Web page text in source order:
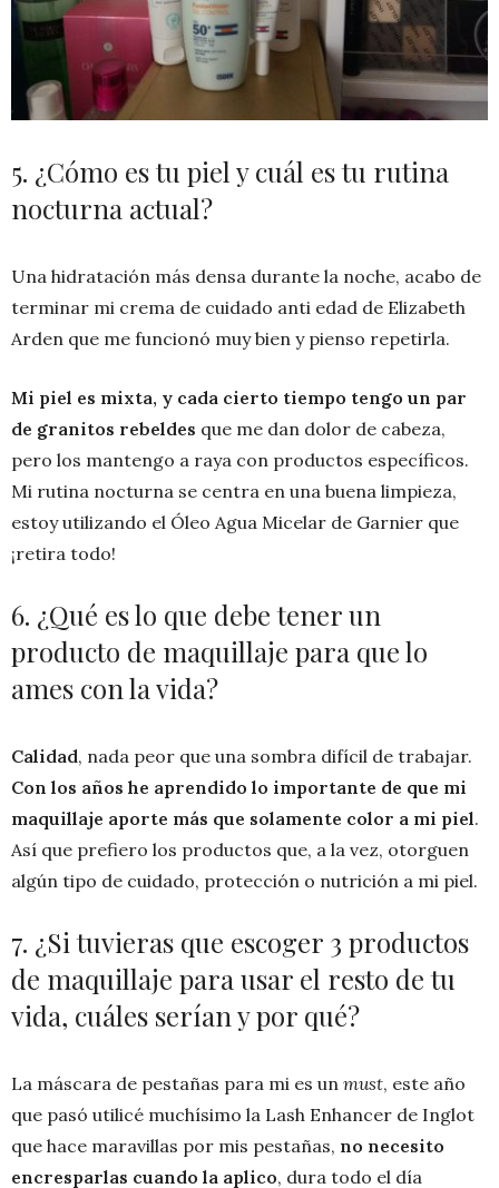
5. ¿Cómo es tu piel y cuál es tu rutina
nocturna actual?
Una hidratación más densa durante la noche, acabo de
terminar mi crema de cuidado anti edad de Elizabeth
Arden que me funcionó muy bien y pienso repetirla.
Mi piel es mixta, y cada cierto tiempo tengo un par
de granitos rebeldes que me dan dolor de cabeza,
pero los mantengo a raya con productos específicos.
Mi rutina nocturna se centra en una buena limpieza,
estoy utilizando el Óleo Agua Micelar de Garnier que
¡retira todo!
6. ¿Qué es lo que debe tener un
producto de maquillaje para que lo
ames con la vida?
Calidad, nada peor que una sombra difícil de trabajar.
Con los años he aprendido lo importante de que mi
maquillaje aporte más que solamente color a mi piel.
Así que prefiero los productos que, a la vez, otorguen
algún tipo de cuidado, protección o nutrición a mi piel.
7. ¿Si tuvieras que escoger 3 productos
de maquillaje para usar el resto de tu
vida, cuáles serían y por qué?
La máscara de pestañas para mi es un must, este año
que pasó utilicé muchísimo la Lash Enhancer de Inglot
que hace maravillas por mis pestañas, no necesito
encresparlas cuando la aplico, dura todo el día